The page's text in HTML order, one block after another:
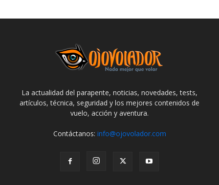
La actualidad del parapente, noticias, novedades, tests,
artículos, técnica, seguridad y los mejores contenidos de
vuelo, acción y aventura.
Contáctanos: info@ojovolador.com